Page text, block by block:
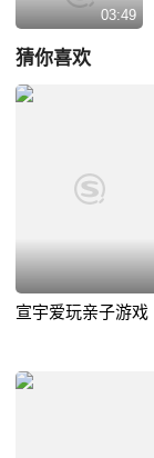
03:49
猜你喜欢
宣宇爱玩亲子游戏